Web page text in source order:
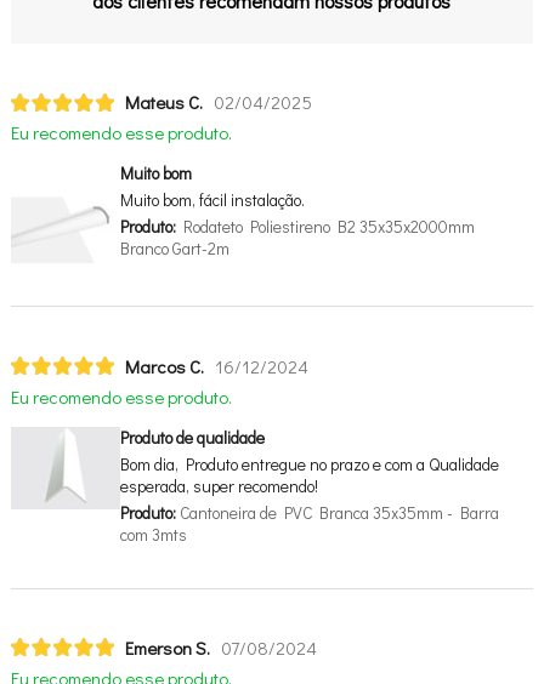
Mateus C. 02/04/2025
Eu recomendo esse produto.
Muito bom
Muito bom, fácil instalação.
Produto:Rodateto Poliestireno B2 35x35x2000mm
Branco Gart-2m
Marcos C. 16/12/2024
Eu recomendo esse produto.
Produto de qualidade
Bom dia, Produto entregue no prazo e com a Qualidade
esperada, super recomendo!
Produto:Cantoneira de PVC Branca 35x35mm - Barra
com 3mts
Emerson S. 07/08/2024
Eu recomendo esse produto.